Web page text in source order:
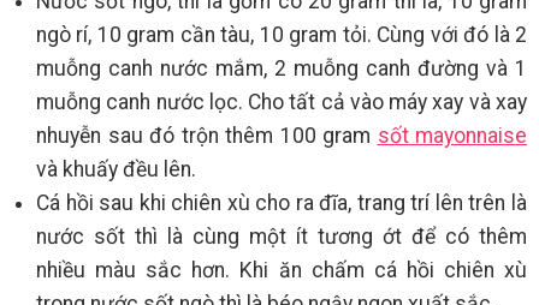
ngò rí, 10 gram cần tàu, 10 gram tỏi. Cùng với đó là 2
muỗng canh nước mắm, 2 muỗng canh đường và 1
muỗng canh nước lọc. Cho tất cả vào máy xay và xay
nhuyễn sau đó trộn thêm 100 gram sốt mayonnaise
và khuấy đều lên.
Cá hồi sau khi chiên xù cho ra đĩa, trang trí lên trên là
nước sốt thì là cùng một ít tương ớt để có thêm
nhiều màu sắc hơn. Khi ăn chấm cá hồi chiên xù